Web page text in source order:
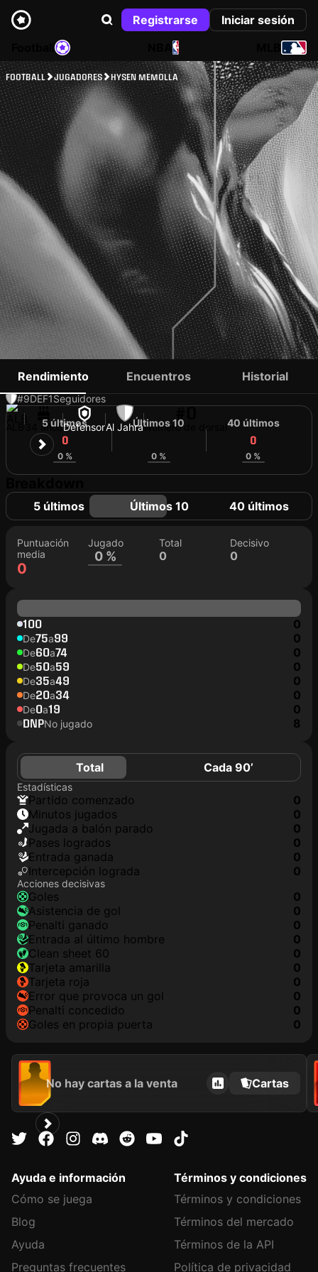
Registrarse
Iniciar sesión
NBA
FOOTBALL JUGADORES HYSEN MEMOLLA
HYSEN MEMOLLA
#9DEF1Seguidores
34 añosDefensorAl JahraNúmero de dorsal
Rendimiento Encuentros Historial
5 últimos
0
0 %
Últimos 10
0 %
40 últimos
0
0 %
5 últimos Últimos 10 40 últimos
Puntuación
media
0
Jugado
0 %
Total
0
Decisivo
0
100 0
De75a99 0
De60a74 0
De50a59 0
De35a49 0
De20a34 0
De0a19 0
DNPNo jugado 8
Total Cada 90’
Estadísticas
partido comenzado
0
minutos jugados
0
jugada a balón parado
0
pases logrados
0
Entrada ganada
0
Intercepción lograda
0
Acciones decisivas
goles
0
asistencia de gol
0
Penalti ganado
0
Entrada al último hombre
0
clean sheet 60
0
tarjeta amarilla
0
tarjeta roja
0
Error que provoca un gol
0
Penalti concedido
0
goles en propia puerta
0
No hay cartas a la venta Cartas
Ayuda e información
Cómo se juega
Blog
Ayuda
Preguntas frecuentes
Términos y condiciones
Términos y condiciones
Términos del mercado
Términos de la API
Política de privacidad